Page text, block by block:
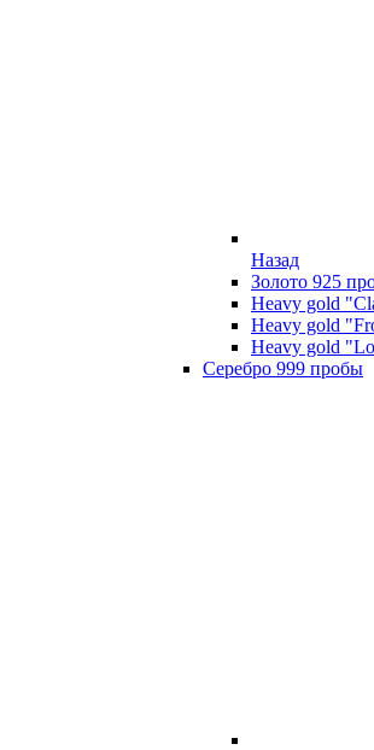
Назад
Золото 925
Heavy gold
Heavy gold
Heavy gold
Серебро 999 пробы